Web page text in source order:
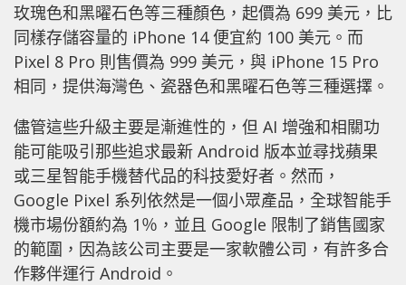
玫瑰色和黑曜石色等三種顏色，起價為 699 美元，比
同樣存儲容量的 iPhone 14 便宜約 100 美元。而
Pixel 8 Pro 則售價為 999 美元，與 iPhone 15 Pro
相同，提供海灣色、瓷器色和黑曜石色等三種選擇。
儘管這些升級主要是漸進性的，但 AI 增強和相關功
能可能吸引那些追求最新 Android 版本並尋找蘋果
或三星智能手機替代品的科技愛好者。然而，
Google Pixel 系列依然是一個小眾產品，全球智能手
機市場份額約為 1％，並且 Google 限制了銷售國家
的範圍，因為該公司主要是一家軟體公司，有許多合
作夥伴運行 Android。